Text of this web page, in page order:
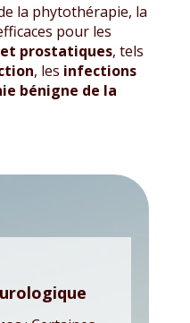
la phytothérapie, la
pour les
prostatiques, tels
, les infections
bénigne de la